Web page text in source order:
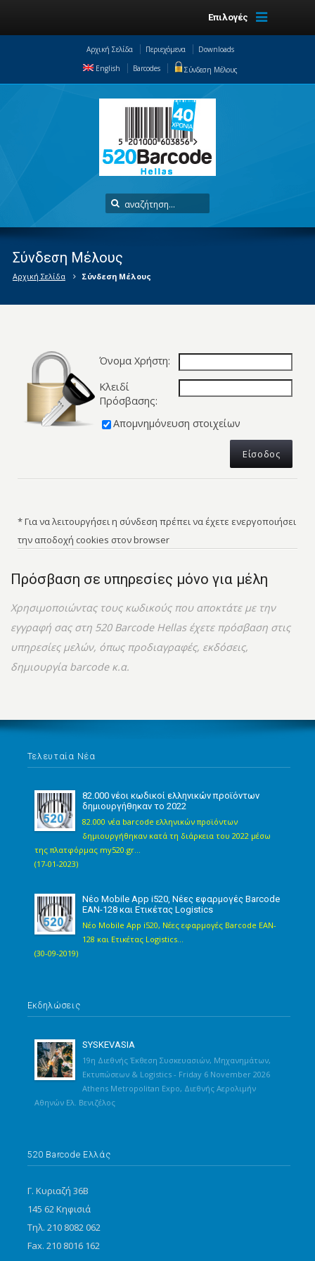
Επιλογές
Αρχική Σελίδα Περιεχόμενα
Downloads
English
Barcodes Σύνδεση Μέλους
Σύνδεση Μέλους
Αρχική Σελίδα Σύνδεση Μέλους
Όνομα Χρήστη:
Κλειδί
Πρόσβασης:
Απομνημόνευση στοιχείων
* Για να λειτουργήσει η σύνδεση πρέπει να έχετε ενεργοποιήσει
την αποδοχή cookies στον browser
Πρόσβαση σε υπηρεσίες μόνο για μέλη
Χρησιμοποιώντας τους κωδικούς που αποκτάτε με την
εγγραφή σας στη 520 Barcode Hellas έχετε πρόσβαση στις
υπηρεσίες μελών, όπως προδιαγραφές, εκδόσεις,
δημιουργία barcode κ.α.
Τελευταία Νέα
82.000 νέοι κωδικοί ελληνικών προϊόντων
δημιουργήθηκαν το 2022
82.000 νέα barcode ελληνικών προϊόντων
δημιουργήθηκαν κατά τη διάρκεια του 2022 μέσω
της πλατφόρμας my520.gr...
(17-01-2023)
Νέο Mobile App i520, Νέες εφαρμογές Barcode
EAN-128 και Ετικέτας Logistics
Νέο Mobile App i520, Νέες εφαρμογές Barcode EAN-
128 και Ετικέτας Logistics...
(30-09-2019)
Εκδηλώσεις
SYSKEVASIA
19η Διεθνής Έκθεση Συσκευασιών, Μηχανημάτων,
Εκτυπώσεων & Logistics - Friday 6 November 2026
Athens Metropolitan Expo, Διεθνής Αερολιμήν
Αθηνών Ελ. Βενιζέλος
520 Barcode Ελλάς
Γ. Κυριαζή 36Β
145 62 Κηφισιά
Τηλ. 210 8082 062
Fax. 210 8016 162